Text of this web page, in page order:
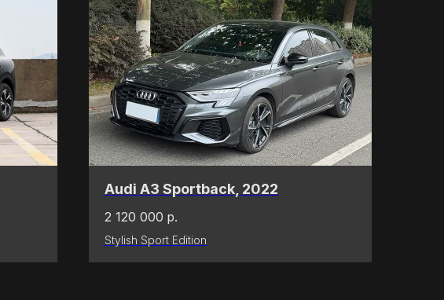
Audi A3 Sportback, 2022
2 120 000 р.
Stylish Sport Edition